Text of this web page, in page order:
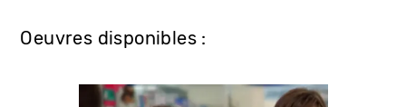
Oeuvres disponibles :